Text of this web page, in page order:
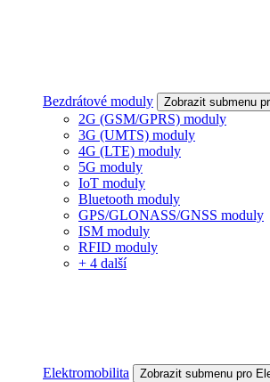
Bezdrátové moduly Zobrazit submenu
2G (GSM/GPRS) moduly
3G (UMTS) moduly
4G (LTE) moduly
5G moduly
IoT moduly
Bluetooth moduly
GPS/GLONASS/GNSS moduly
ISM moduly
RFID moduly
+ 4 další
Elektromobilita Zobrazit submenu pro